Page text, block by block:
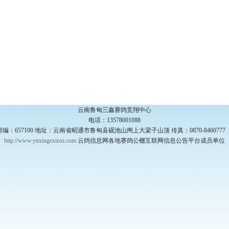
云南鲁甸三鑫赛鸽竞翔中心
电话：13578001088
编：657100 地址：云南省昭通市鲁甸县砚池山闸上大梁子山顶 传真：0870-
http://www.ynxingexinxi.com 云鸽信息网各地赛鸽公棚互联网信息公告平台成员单位